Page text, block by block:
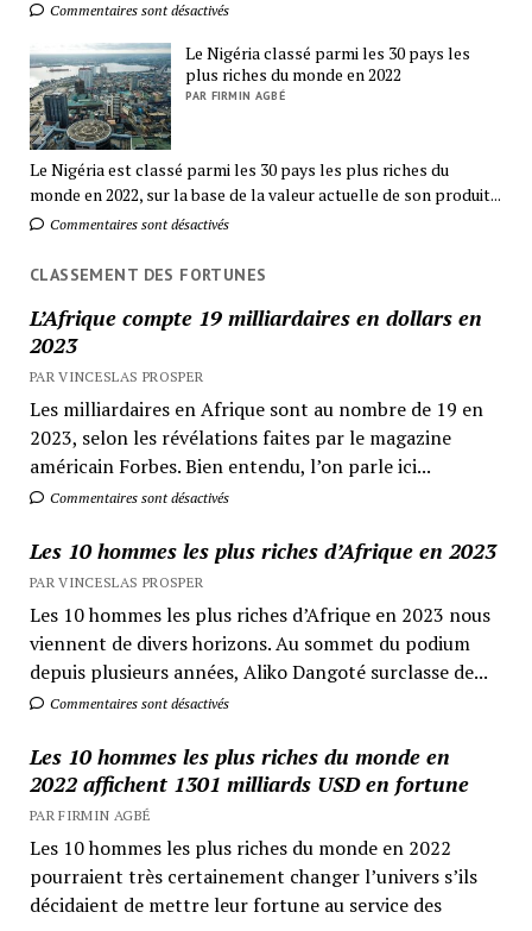
Commentaires sont désactivés
Le Nigéria classé parmi les 30 pays les
plus riches du monde en 2022
PAR FIRMIN AGBÉ
Le Nigéria est classé parmi les 30 pays les plus riches du
monde en 2022, sur la base de la valeur actuelle de son produit...
Commentaires sont désactivés
CLASSEMENT DES FORTUNES
L’Afrique compte 19 milliardaires en dollars en
2023
PAR VINCESLAS PROSPER
Les milliardaires en Afrique sont au nombre de 19 en
2023, selon les révélations faites par le magazine
américain Forbes. Bien entendu, l’on parle ici...
Commentaires sont désactivés
Les 10 hommes les plus riches d’Afrique en 2023
PAR VINCESLAS PROSPER
Les 10 hommes les plus riches d’Afrique en 2023 nous
viennent de divers horizons. Au sommet du podium
depuis plusieurs années, Aliko Dangoté surclasse de...
Commentaires sont désactivés
Les 10 hommes les plus riches du monde en
2022 affichent 1301 milliards USD en fortune
PAR FIRMIN AGBÉ
Les 10 hommes les plus riches du monde en 2022
pourraient très certainement changer l’univers s’ils
décidaient de mettre leur fortune au service des